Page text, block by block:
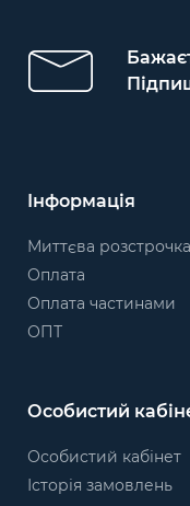
Інформація
Миттєва розстрочка
Оплата
Оплата частинами
ОПТ
Особистий
Особистий кабінет
Історія замовлень